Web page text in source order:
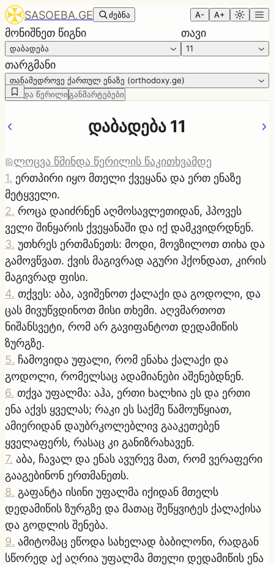
SASOEBA.GE ძებნა A- A+
მონიშნეთ წიგნი
დაბადება
თავი
11
თარგმანი
თანამედროვე ქართულ ენაზე (orthodoxy.ge)
წმინდა წერილი განმარტებები
დაბადება 11
ლოცვა წმინდა წერილის წაკითხვამდე
1. ერთპირი იყო მთელი ქვეყანა და ერთ ენაზე
მეტყველი.
2. როცა დაიძრნენ აღმოსავლეთიდან, ჰპოვეს
ველი შინყარის ქვეყანაში და იქ დამკვიდრდნენ.
3. უთხრეს ერთმანეთს: მოდი, მოვზილოთ თიხა და
გამოვწვათ. ქვის მაგივრად აგური ჰქონდათ, კირის
მაგივრად ფისი.
4. თქვეს: აბა, ავიშენოთ ქალაქი და გოდოლი, და
ცას მივუწვდინოთ მისი თხემი. აღვმართოთ
ნიშანსვეტი, რომ არ გავიფანტოთ დედამიწის
ზურგზე.
5. ჩამოვიდა უფალი, რომ ენახა ქალაქი და
გოდოლი, რომელსაც ადამიანები აშენებდნენ.
6. თქვა უფალმა: აჰა, ერთი ხალხია ეს და ერთი
ენა აქვს ყველას; რაკი ეს საქმე წამოუწყიათ,
ამიერიდან დაუბრკოლებლივ გააკეთებენ
ყველაფერს, რასაც კი განიზრახავენ.
7. აბა, ჩავალ და ენას ავურევ მათ, რომ ვერაფერი
გააგებინონ ერთმანეთს.
8. გაფანტა ისინი უფალმა იქიდან მთელს
დედამიწის ზურგზე და მათაც შეწყვიტეს ქალაქისა
და გოდლის შენება.
9. ამიტომაც ეწოდა სახელად ბაბილონი, რადგან
სწორედ აქ აღრია უფალმა მთელი დედამიწის ენა